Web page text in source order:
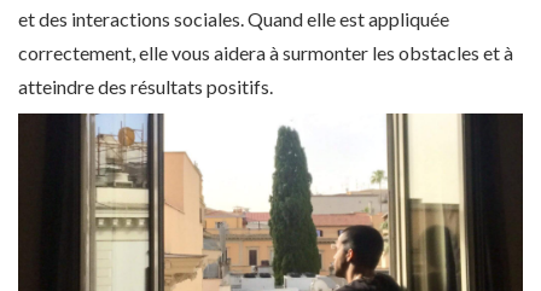
et des interactions sociales. Quand elle est appliquée
correctement, elle vous aidera à surmonter les obstacles et à
atteindre des résultats positifs.